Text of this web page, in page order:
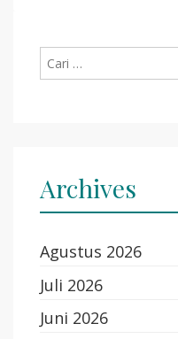
untuk:
Archives
Agustus 2026
Juli 2026
Juni 2026